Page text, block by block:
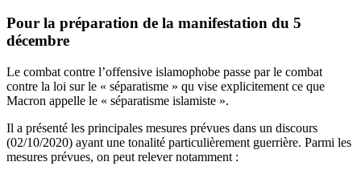
Pour la préparation de la manifestation du 5
décembre
Le combat contre l’offensive islamophobe passe par le combat
contre la loi sur le « séparatisme » qu vise explicitement ce que
Macron appelle le « séparatisme islamiste ».
Il a présenté les principales mesures prévues dans un discours
(02/10/2020) ayant une tonalité particulièrement guerrière. Parmi les
mesures prévues, on peut relever notamment :